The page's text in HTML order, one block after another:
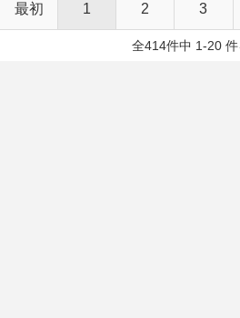
最初 1 2 3
全414件中 1-20